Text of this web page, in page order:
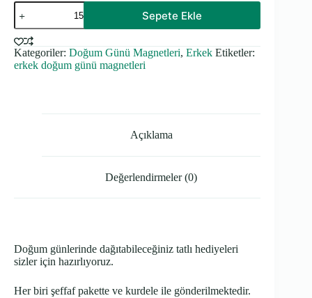
Yıldız
Temalı
Kalın
Doğum
Günü
Magneti
Sepete Ekle
Kategoriler: Doğum Günü Magnetleri, Erkek Etiketler:
erkek doğum günü magnetleri
Açıklama
Değerlendirmeler (0)
Doğum günlerinde dağıtabileceğiniz tatlı hediyeleri
sizler için hazırlıyoruz.
Her biri şeffaf pakette ve kurdele ile gönderilmektedir.